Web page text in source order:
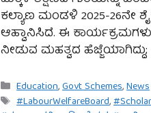
ಕಲ್ಯಾಣ ಮಂಡಳಿ 2025-26ನೇ
ಆಹ್ವಾನಿಸಿದೆ. ಈ
ನೀಡುವ ಮಹತ್ವದ ಹೆಜ್ಜೆಯಾಗಿದ್ದು;
Categories
Education,Govt Schemes,News
Tags
#LabourWelfareBoard,